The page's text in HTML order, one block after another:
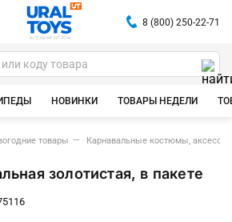
ИГРУШКИ ОПТОМ
8 (800) 250-22-71
НОВИНКИ ТОВАРЫ НЕДЕЛИ
товары Карнавальные костюмы,
золотистая, в пакете